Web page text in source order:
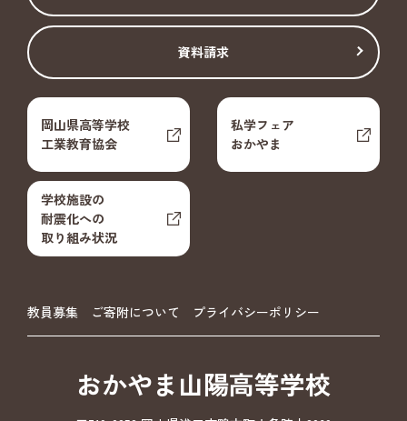
資料請求
岡山県高等学校
工業教育協会
私学フェア
おかやま
学校施設の
耐震化への
取り組み状況
教員募集 ご寄附について プライバシーポリシー
おかやま山陽高等学校